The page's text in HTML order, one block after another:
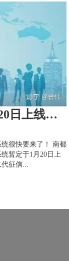
“史上最严征信系统”暂定1月20日上线，如何影响房贷？
很快要来了！ 南都
暂定于1月20日上
征信...